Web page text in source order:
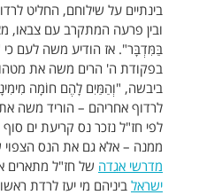
בינתיים על שילוחם, החליט
ובין פרעה המתקרב עם צבאו,
בַּמִּדְבָּר". אז הודיע משה לעם
בפקודת ה' הרים משה את מטהו
ביבשה, "וְהַמַּיִם לָהֶם חוֹמָה
לרדוף אחריהם – הוריד משה
לפי חז"ל נזכר נס קריעת ים
ממנה – אלא גם את הנס הצפוי
מדרשי אגדה של חז"ל מתארים
ישראל ביניהם מי יעז לרדת